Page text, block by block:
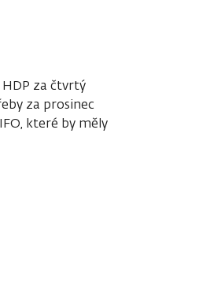
za čtvrtý
za prosinec
které by měly